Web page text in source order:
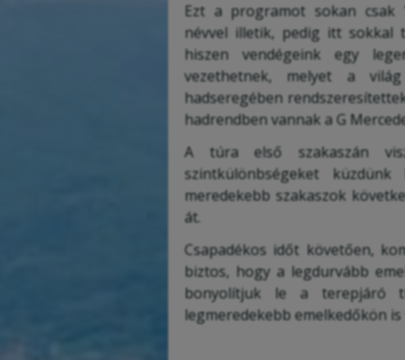
Ezt a programot sokan csak
névvel illetik, pedig itt sokkal
hiszen vendégeink egy
vezethetnek, melyet a
hadseregében
hadrendben vannak a G
A túra első szakaszán
szintkülönbségeket
meredekebb szakaszok
át.
Csapadékos időt követően,
biztos, hogy a legdurvább
bonyolítjuk le a terepjáró
legmeredekebb emelkedőkön